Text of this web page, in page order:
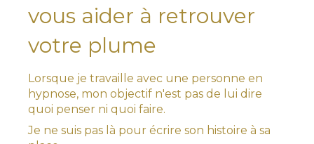
vous aider à retrouver
votre plume
Lorsque je travaille avec une personne en
hypnose, mon objectif n'est pas de lui dire
quoi penser ni quoi faire.
Je ne suis pas là pour écrire son histoire à sa